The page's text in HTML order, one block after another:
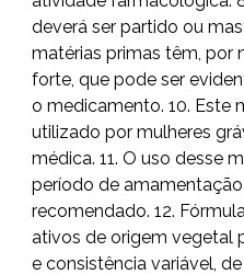
deverá ser partido ou
matérias primas têm, por
forte, que pode ser
o medicamento. 10. Este
utilizado por mulheres
médica. 11. O uso desse
período de
recomendado. 12.
ativos de origem vegetal
e consistência variável,